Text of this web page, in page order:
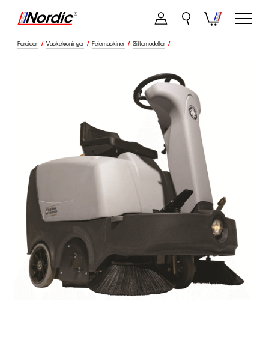
Forsiden / Vaskeløsninger / Feiemaskiner / Sittemodeller /